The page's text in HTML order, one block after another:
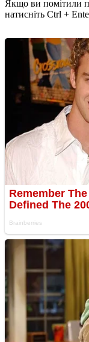
Якщо ви помітили
натисніть Ctrl +